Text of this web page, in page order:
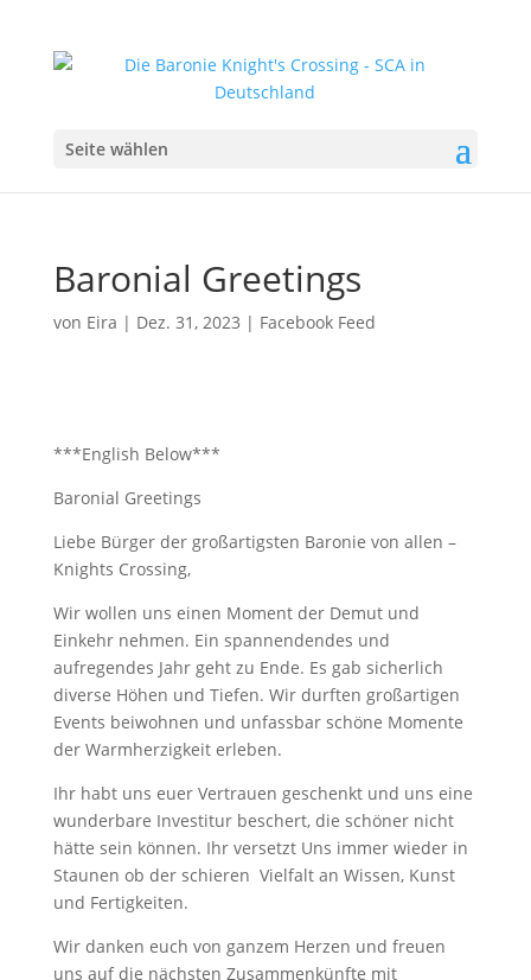
Seite wählen
Baronial Greetings
von Eira | Dez. 31, 2023 | Facebook Feed
***English Below***
Baronial Greetings
Liebe Bürger der großartigsten Baronie von allen –
Knights Crossing,
Wir wollen uns einen Moment der Demut und
Einkehr nehmen. Ein spannendendes und
aufregendes Jahr geht zu Ende. Es gab sicherlich
diverse Höhen und Tiefen. Wir durften großartigen
Events beiwohnen und unfassbar schöne Momente
der Warmherzigkeit erleben.
Ihr habt uns euer Vertrauen geschenkt und uns eine
wunderbare Investitur beschert, die schöner nicht
hätte sein können. Ihr versetzt Uns immer wieder in
Staunen ob der schieren Vielfalt an Wissen, Kunst
und Fertigkeiten.
Wir danken euch von ganzem Herzen und freuen
uns auf die nächsten Zusammenkünfte mit